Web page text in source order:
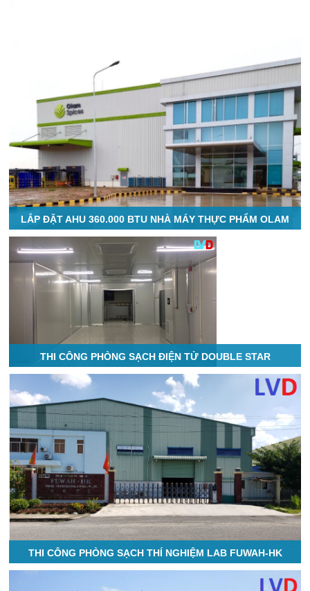
LẮP ĐẶT AHU 360.000 BTU NHÀ MÁY THỰC PHẨM OLAM
THI CÔNG PHÒNG SẠCH ĐIỆN TỬ DOUBLE STAR
THI CÔNG PHÒNG SẠCH THÍ NGHIỆM LAB FUWAH-HK